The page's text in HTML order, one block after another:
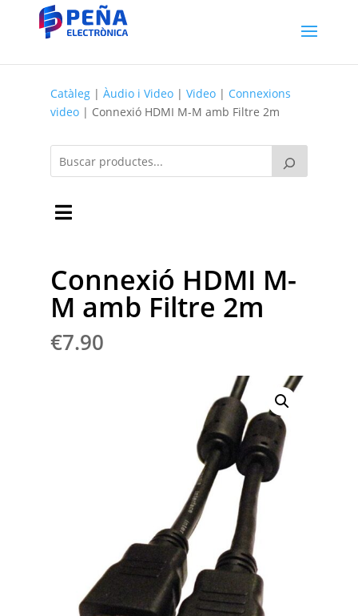
Catàleg| Àudio i Video| Video| Connexions
video| Connexió HDMI M-M amb Filtre 2m
Connexió HDMI M-
M amb Filtre 2m
€7.90